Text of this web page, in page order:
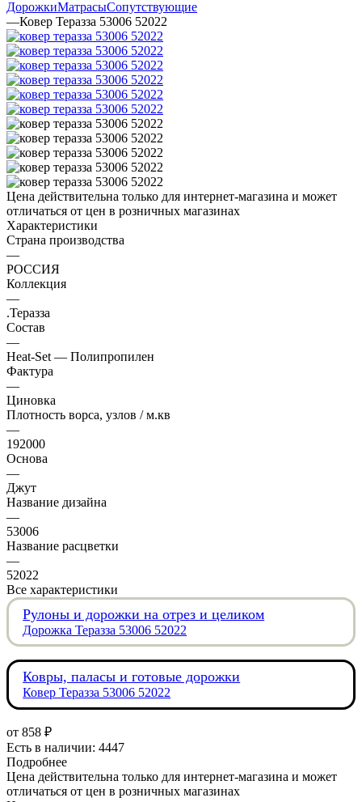
ДорожкиМатрасыСопутствующие
—Ковер Теразза 53006 52022
Цена действительна только для интернет-магазина и может
отличаться от цен в розничных магазинах
Характеристики
Страна производства
—
РОССИЯ
Коллекция
—
.Теразза
Состав
—
Heat-Set — Полипропилен
Фактура
—
Циновка
Плотность ворса, узлов / м.кв
—
192000
Основа
—
Джут
Название дизайна
—
53006
Название расцветки
—
52022
Все характеристики
Рулоны и дорожки на отрез и целиком
Дорожка Теразза 53006 52022
Ковры, паласы и готовые дорожки
Ковер Теразза 53006 52022
от 858 ₽
Есть в наличии: 4447
Подробнее
Цена действительна только для интернет-магазина и может
отличаться от цен в розничных магазинах